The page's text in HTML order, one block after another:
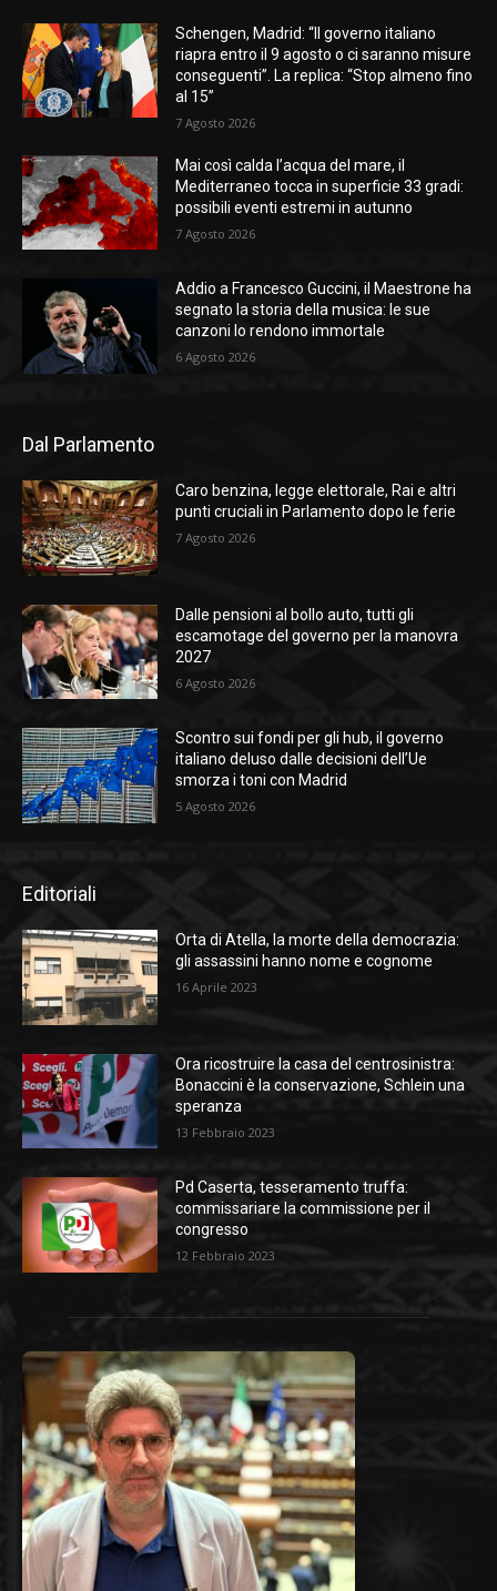
Schengen, Madrid: “Il governo italiano
riapra entro il 9 agosto o ci saranno misure
conseguenti”. La replica: “Stop almeno fino
al 15”
7 Agosto 2026
Mai così calda l’acqua del mare, il
Mediterraneo tocca in superficie 33 gradi:
possibili eventi estremi in autunno
7 Agosto 2026
Addio a Francesco Guccini, il Maestrone ha
segnato la storia della musica: le sue
canzoni lo rendono immortale
6 Agosto 2026
Dal Parlamento
Caro benzina, legge elettorale, Rai e altri
punti cruciali in Parlamento dopo le ferie
7 Agosto 2026
Dalle pensioni al bollo auto, tutti gli
escamotage del governo per la manovra
2027
6 Agosto 2026
Scontro sui fondi per gli hub, il governo
italiano deluso dalle decisioni dell’Ue
smorza i toni con Madrid
5 Agosto 2026
Editoriali
Orta di Atella, la morte della democrazia:
gli assassini hanno nome e cognome
16 Aprile 2023
Ora ricostruire la casa del centrosinistra:
Bonaccini è la conservazione, Schlein una
speranza
13 Febbraio 2023
Pd Caserta, tesseramento truffa:
commissariare la commissione per il
congresso
12 Febbraio 2023